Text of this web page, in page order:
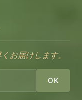
お届けします。
OK